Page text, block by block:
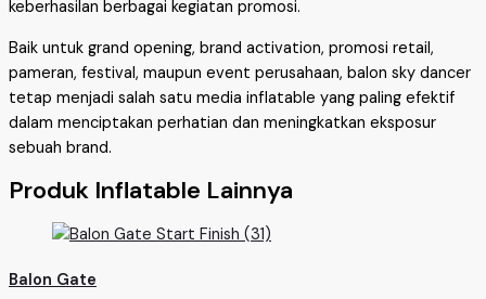
keberhasilan berbagai kegiatan promosi.
Baik untuk grand opening, brand activation, promosi retail,
pameran, festival, maupun event perusahaan, balon sky dancer
tetap menjadi salah satu media inflatable yang paling efektif
dalam menciptakan perhatian dan meningkatkan eksposur
sebuah brand.
Produk Inflatable Lainnya
Balon Gate